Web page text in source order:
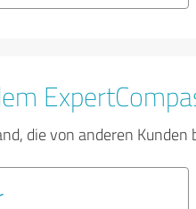
die von anderen